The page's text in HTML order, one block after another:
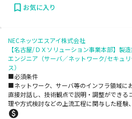
お気に入り
NECネッツエスアイ株式会社
【名古屋/ＤＸソリューション事業本部】製
エンジニア（サーバ／ネットワーク/セキュ
ス）
■必須条件
■ネットワーク、サーバ等のインフラ領域に
直接対話し、技術観点で説明・調整ができ
理や方式検討などの上流工程に関与した経験